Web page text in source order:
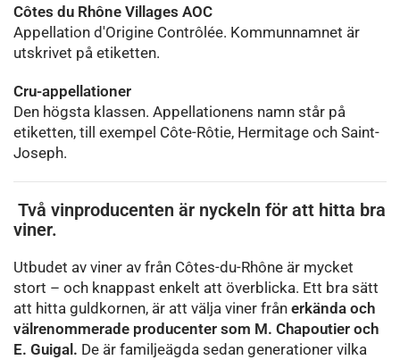
Côtes du Rhône Villages AOC
Appellation d'Origine Contrôlée. Kommunnamnet är
utskrivet på etiketten.
Cru-appellationer
Den högsta klassen. Appellationens namn står på
etiketten, till exempel Côte-Rôtie, Hermitage och Saint-
Joseph.
Två vinproducenten är nyckeln för att hitta bra
viner.
Utbudet av viner av från Côtes-du-Rhône är mycket
stort – och knappast enkelt att överblicka. Ett bra sätt
att hitta guldkornen, är att välja viner från erkända och
välrenommerade producenter som M. Chapoutier och
E. Guigal. De är familjeägda sedan generationer vilka